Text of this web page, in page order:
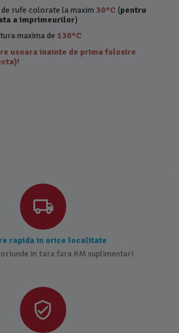
rufe colorate la maxim 30°C (pentru
a imprimeurilor)
maxima de130°C
usoara inainte de prima folosire
rapida in orice localitate
in tara fara KM suplimentari